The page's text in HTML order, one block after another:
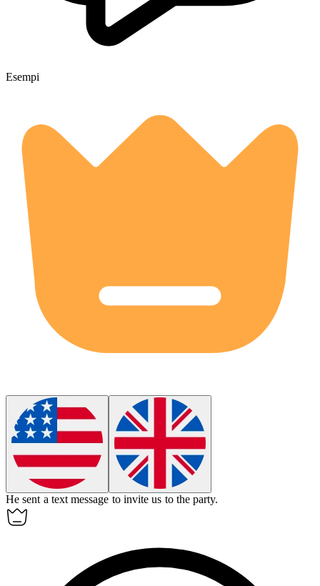
Esempi
He sent a text message to invite us to the party.